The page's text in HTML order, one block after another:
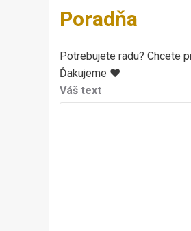
Poradňa
Potrebujete radu? Chcete
Ďakujeme ♥
Váš text